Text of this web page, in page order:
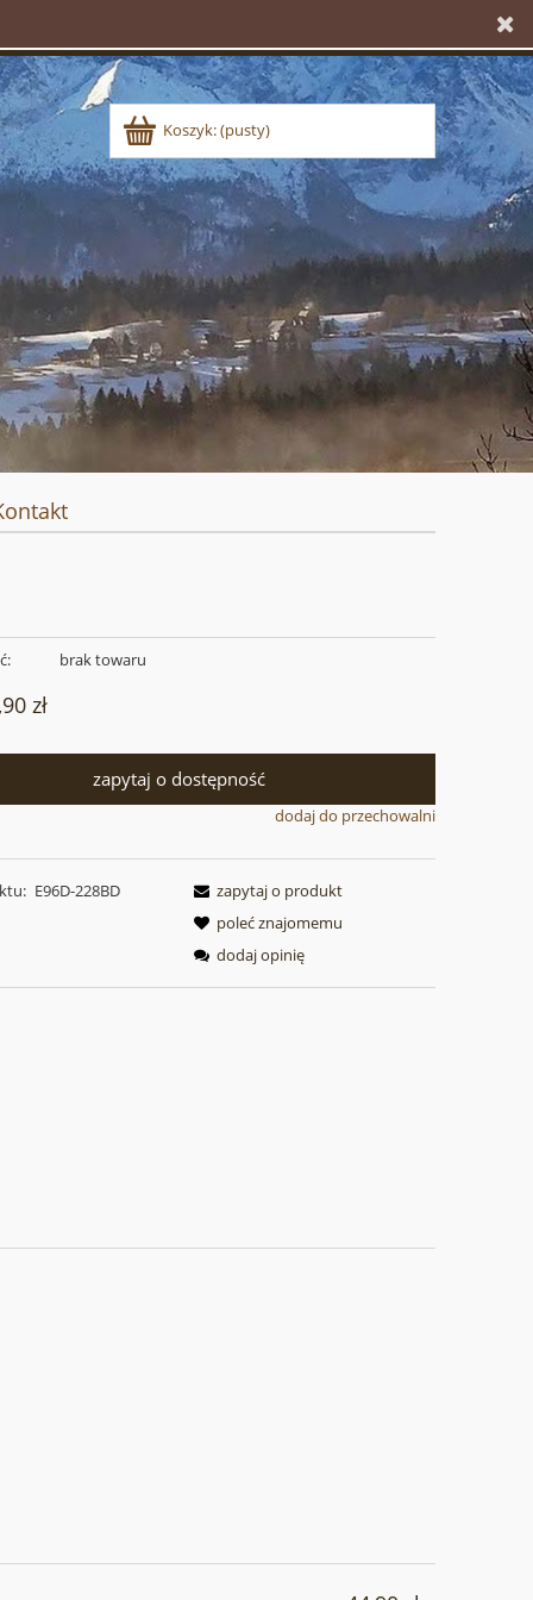
Koszyk:(pusty)
brak towaru
zł
zapytaj o dostępność
dodaj do przechowalni
E96D-228BD
zapytaj o produkt
poleć znajomemu
dodaj opinię